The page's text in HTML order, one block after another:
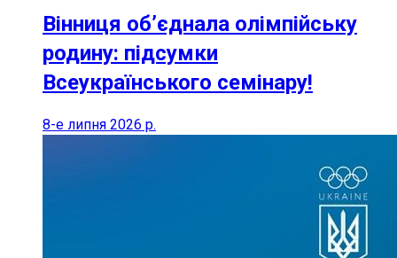
Вінниця об’єднала олімпійську
родину: підсумки
Всеукраїнського семінару!
8-е липня 2026 р.